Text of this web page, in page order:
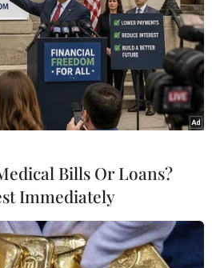
#Trung tướng Tô Ân Xô
nghệ cao
chứng
Bills Or Loans?
Immediately